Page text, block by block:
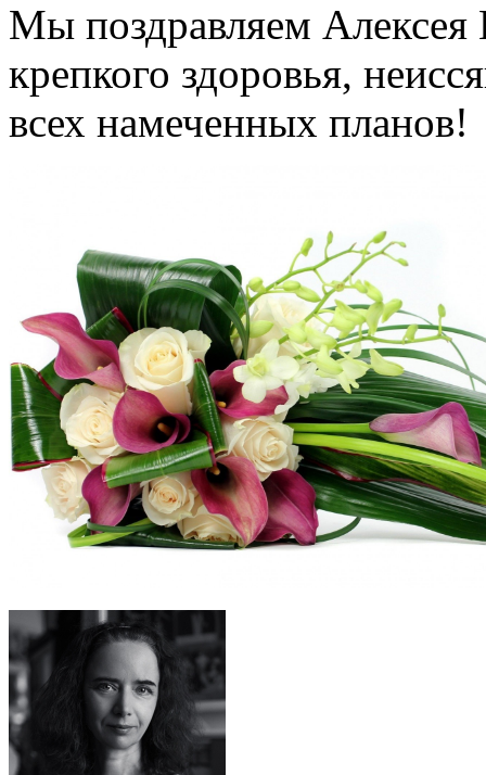
Мы поздравляем Алексея
крепкого здоровья,
всех намеченных планов!